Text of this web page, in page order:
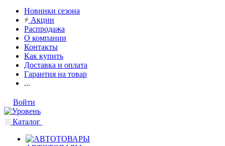
Новинки сезона
Акции
Распродажа
О компании
Контакты
Как купить
Доставка и оплата
Гарантия на товар
...
Войти
Каталог